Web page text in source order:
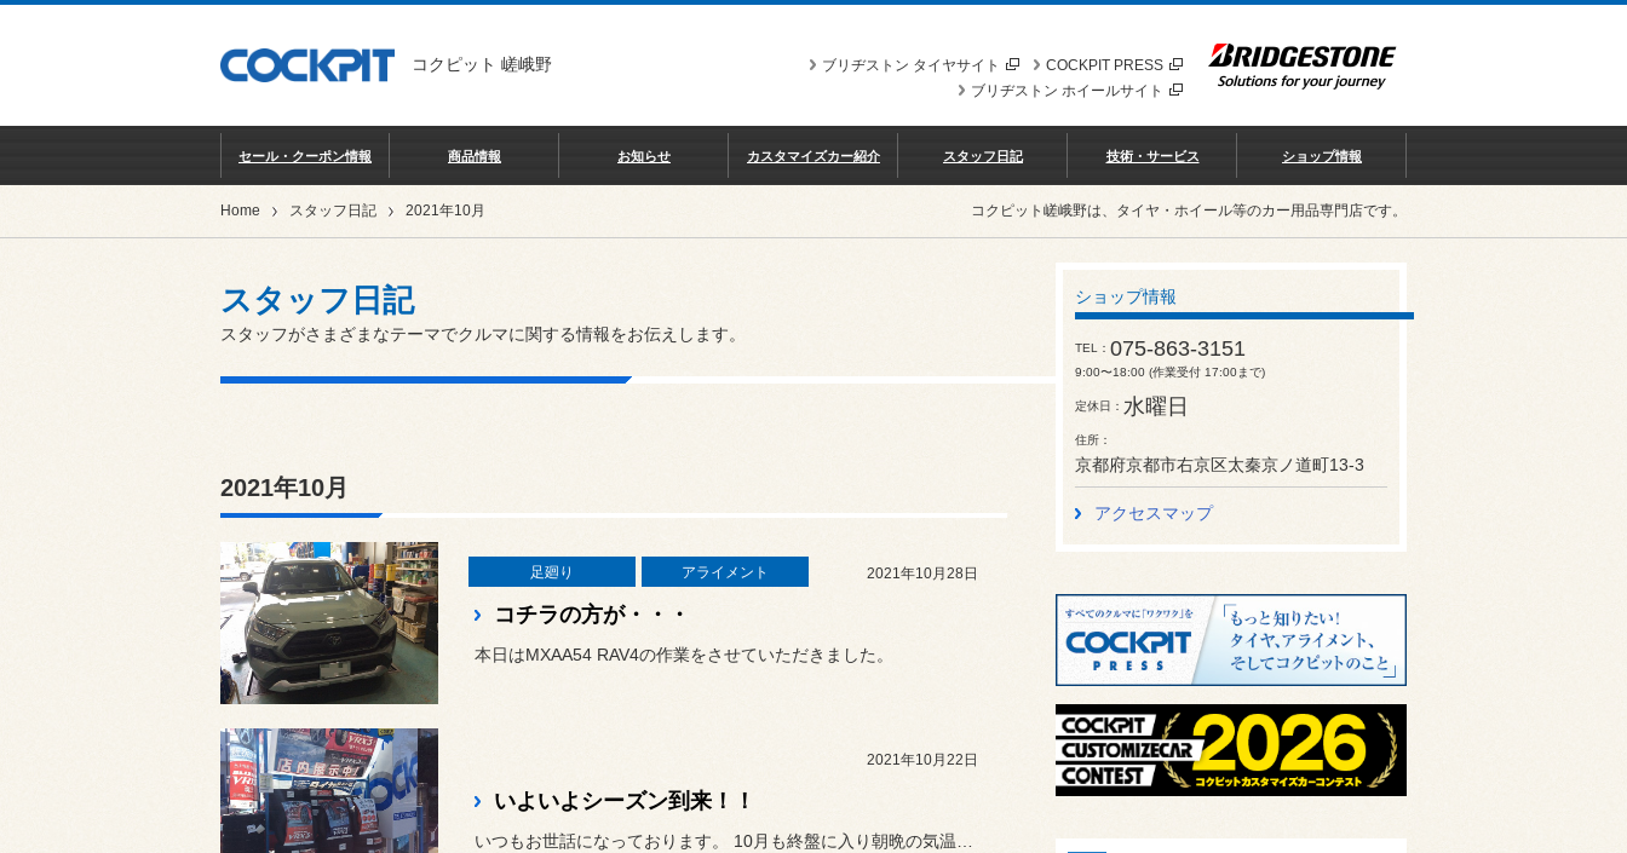
コクピット 嵯峨野 COCKPIT PRESS
ブリヂストン タイヤサイト
ブリヂストン ホイールサイト
セール・クーポン情報 商品情報 お知らせ カスタマイズカー紹介 スタッフ日記 技術・サービス ショップ情報
Home スタッフ日記 2021年10月 コクピット嵯峨野は、タイヤ・ホイール等のカー用品専門店です。
スタッフ日記
スタッフがさまざまなテーマでクルマに関する情報をお伝えします。
2021年10月
足廻り アライメント 2021年10月28日
コチラの方が・・・
本日はMXAA54 RAV4の作業をさせていただきました。
2021年10月22日
いよいよシーズン到来！！
いつもお世話になっております。 10月も終盤に入り朝晩の気温もだ...
ショップ情報
TEL 075-863-3151
9:00〜18:00 (作業受付 17:00まで)
定休日 水曜日
住所
京都府京都市右京区太秦京ノ道町13-3
アクセスマップ